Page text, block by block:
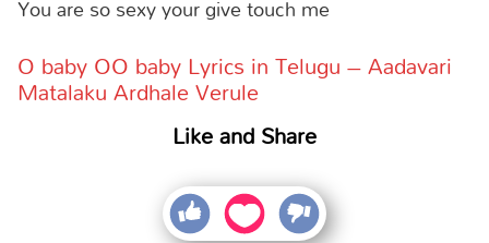
You are so sexy your give touch me
O baby OO baby Lyrics in Telugu – Aadavari
Matalaku Ardhale Verule
Like and Share